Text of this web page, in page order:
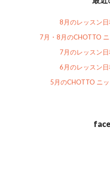
8月のレッスン日
7月・8月のCHOTTO
7月のレッスン日
6月のレッスン日
5月のCHOTTO ニ